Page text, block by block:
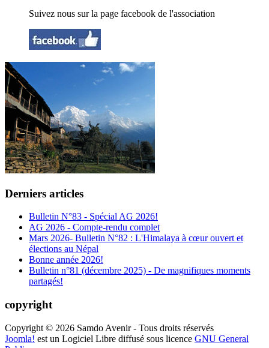
Suivez nous sur la page facebook de l'association
Derniers articles
Bulletin N°83 - Spécial AG 2026!
AG 2026 - Compte-rendu complet
Mars 2026- Bulletin N°82 : L'Himalaya à cœur ouvert et
élections au Népal
Bonne année 2026!
Bulletin n°81 (décembre 2025) - De magnifiques moments
partagés!
copyright
Copyright © 2026 Samdo Avenir - Tous droits réservés
Joomla! est un Logiciel Libre diffusé sous licence GNU General